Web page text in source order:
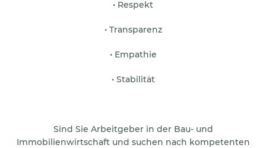
• Respekt
• Transparenz
• Empathie
• Stabilität
Sind Sie Arbeitgeber in der Bau- und
Immobilienwirtschaft und suchen nach kompetenten